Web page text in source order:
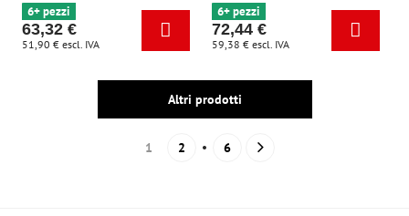
6+ pezzi
63,32 €
51,90 € escl. IVA
6+ pezzi
72,44 €
59,38 € escl. IVA
Altri prodotti
1 2 6